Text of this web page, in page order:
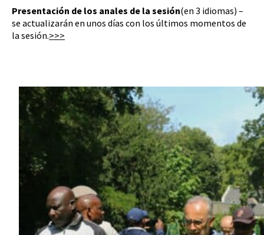
Presentación de los anales de la sesión(en 3 idiomas) –
se actualizarán en unos días con los últimos momentos de
la sesión.>>>